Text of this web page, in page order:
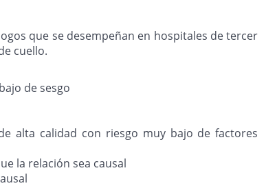
que se desempeñan en hospitales de tercer
cuello.
de sesgo
alta calidad con riesgo muy bajo de factores
la relación sea causal